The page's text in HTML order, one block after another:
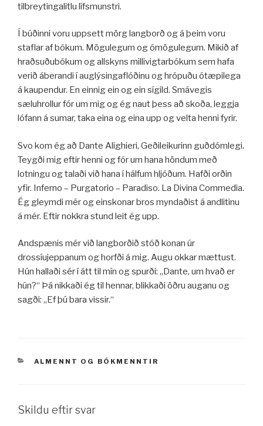
tilbreytingalitlu lífsmunstri.
Í búðinni voru uppsett mörg langborð og á þeim voru
staflar af bókum. Mögulegum og ómögulegum. Mikið af
hraðsuðubókum og allskyns millivigtarbókum sem hafa
verið áberandi í auglýsingaflóðinu og hrópuðu ótæpilega
á kaupendur. En einnig ein og ein sígild. Smávegis
sæluhrollur fór um mig og ég naut þess að skoða, leggja
lófann á sumar, taka eina og eina upp og velta henni fyrir.
Svo kom ég að Dante Alighieri, Geðileikurinn guðdómlegi.
Teygði mig eftir henni og fór um hana höndum með
lotningu og talaði við hana í hálfum hljóðum. Hafði orðin
yfir. Inferno – Purgatorio – Paradiso. La Divina Commedia.
Ég gleymdi mér og einskonar bros myndaðist á andlitinu
á mér. Eftir nokkra stund leit ég upp.
Andspænis mér við langborðið stóð konan úr
drossíujeppanum og horfði á mig. Augu okkar mættust.
Hún hallaði sér í átt til mín og spurði: „Dante, um hvað er
hún?“ Þá nikkaði ég til hennar, blikkaði öðru auganu og
sagði: „Ef þú bara vissir.“
VÖRUFLOKKAR
ALMENNT OG BÓKMENNTIR
Skildu eftir svar